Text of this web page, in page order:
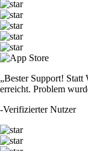
„Bester Support! Statt
erreicht. Problem
-Verifizierter Nutzer